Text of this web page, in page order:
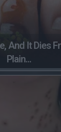
And It Dies
Plain...